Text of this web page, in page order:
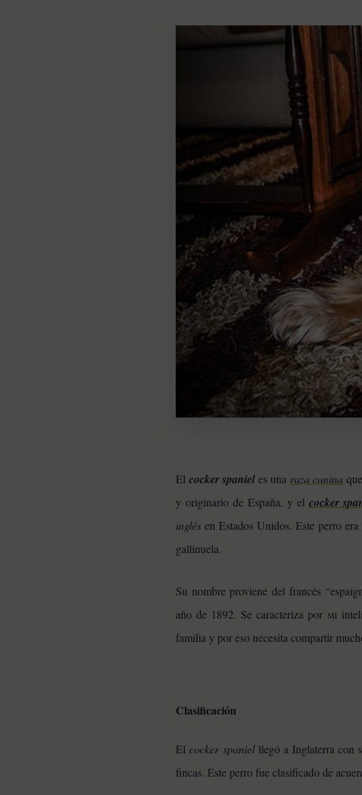
El cocker spanieles una raza canina
y originario de España, y el cocker
inglés en Estados Unidos. Este perro
gallinuela.
Su nombre proviene del francés
año de 1892. Se caracteriza por su
familia y por eso necesita compartir
Clasificación
Elcocker spanielllegó a Inglaterra con
fincas. Este perro fue clasificado de